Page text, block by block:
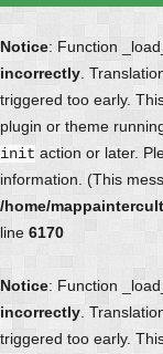
Notice: Function
incorrectly .
triggered too early.
plugin or theme
init action or later.
information. (This
/home/
line 6170
Notice: Function
incorrectly .
triggered too early.